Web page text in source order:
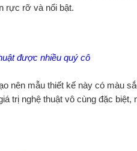
rực rỡ và nổi bật.
được nhiều quý cô
nên mẫu thiết kế này có màu
trị nghệ thuật vô cùng đặc